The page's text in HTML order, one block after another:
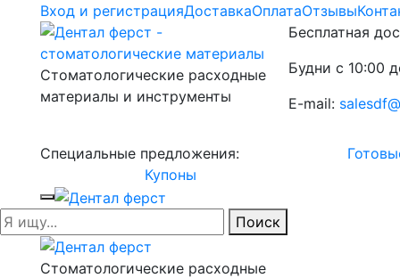
Вход и регистрацияДоставкаОплатаОтзывы
Стоматологические расходные
материалы и инструменты
Бесплатная
Будни с 10:00
E-mail:
Специальные предложения:
Купоны
Поиск
Стоматологические расходные